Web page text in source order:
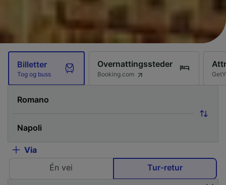
Billetter
Tog og buss
Overnattingssteder
Booking.com
Via
Én vei
Tur-retur